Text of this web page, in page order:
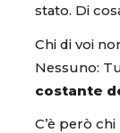
stato. Di
Chi di voi
Nessuno:
costante
C’è però